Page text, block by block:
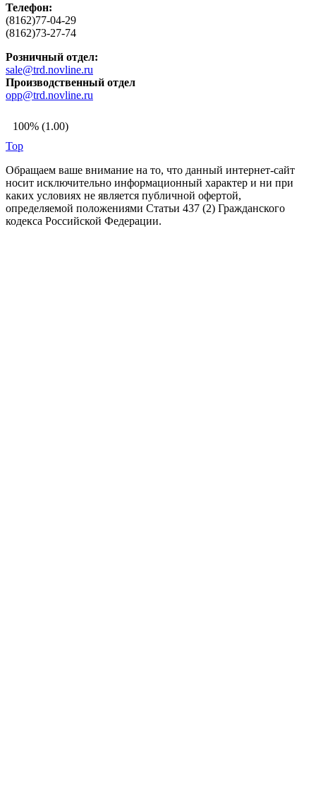
Телефон:
(8162)77-04-29
(8162)73-27-74
Розничный отдел:
sale@trd.novline.ru
Производственный отдел
opp@trd.novline.ru
100% (1.00)
Top
Обращаем ваше внимание на то, что данный интернет-сайт
носит исключительно информационный характер и ни при
каких условиях не является публичной офертой,
определяемой положениями Статьи 437 (2) Гражданского
кодекса Российской Федерации.